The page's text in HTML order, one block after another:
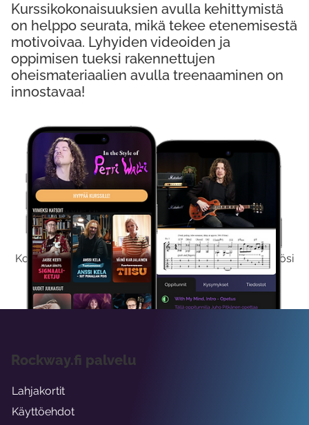
Kokeile Ilmaiseksi
Kokeilemalla ilmaiseksi saat koko sisältömme käyttöösi
viikon ajaksi.
Kurssikokonaisuuksien avulla kehittymistä
on helppo seurata, mikä tekee etenemisestä
motivoivaa. Lyhyiden videoiden ja
oppimisen tueksi rakennettujen
oheismateriaalien avulla treenaaminen on
innostavaa!
Rockway.fi palvelu
Lahjakortit
Käyttöehdot